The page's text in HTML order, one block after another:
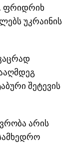
ფრიდრიხ
უკრაინის
შეტევის
არის